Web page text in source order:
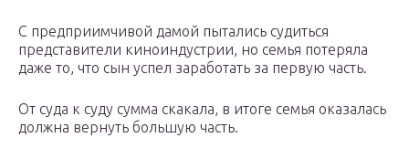
С предприимчивой дамой пытались судиться
представители киноиндустрии, но семья потеряла
даже то, что сын успел заработать за первую часть.
От суда к суду сумма скакала, в итоге семья оказалась
должна вернуть большую часть.